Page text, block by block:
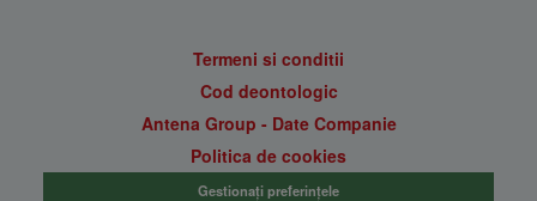
Termeni si conditii
Cod deontologic
Antena Group - Date Companie
Politica de cookies
Gestionați preferințele